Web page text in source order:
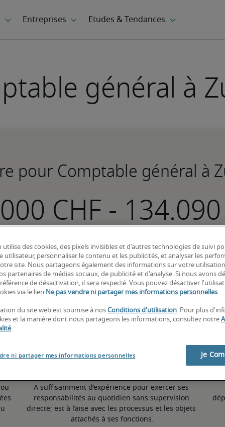
général à
pour Comptable général à
-
6% supérieur à la moyenne nationale
50ème percentile
A suffisamment d’expérience pour exercer ses
responsabilités au quotidien sans supervision
directe; est à l’aise avec les processus et les objets
attachés à ses fonctions.
utilise des cookies, des pixels invisibles et d'autres technologies de suivi
utilisateur, personnaliser le contenu et les publicités, et analyser les
site. Nous partageons également des informations sur votre
partenaires de médias sociaux, de publicité et d'analyse. Si nous avons
de désactivation, il sera respecté. Vous pouvez désactiver
via le lien Ne pas vendre ni partager mes informations personnelles.
du site web est soumise à nos Conditions d'utilisation. Pour plus
et la manière dont nous partageons les informations, consultez notre
.
ni partager mes informations personnelles Je